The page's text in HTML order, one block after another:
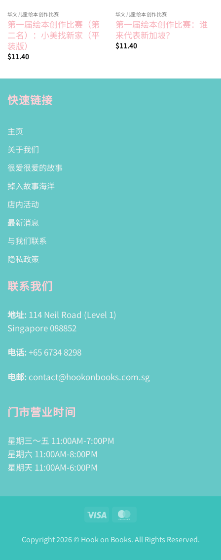
华文儿童绘本创作比赛
第一届绘本创作比赛（第
二名）：小美找新家（平
装版）
$11.40
华文儿童绘本创作比赛
第一届绘本创作比赛：谁
来代表新加坡？
$11.40
快速链接
主页
关于我们
很爱很爱的故事
掉入故事海洋
店内活动
最新消息
与我们联系
隐私政策
联系我们
地址: 114 Neil Road (Level 1)
Singapore 088852
电话: +65 6734 8298
电邮: contact@hookonbooks.com.sg
门市营业时间
星期三～五 11:00AM-7:00PM
星期六 11:00AM-8:00PM
星期天 11:00AM-6:00PM
Visa
Copyright 2026 © Hook on Books. All Rights Reserved.